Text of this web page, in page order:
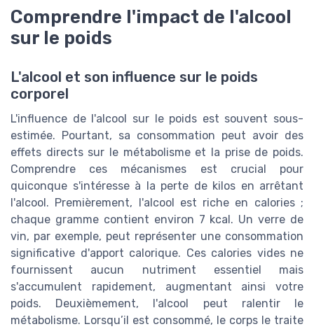
Comprendre l'impact de l'alcool
sur le poids
L'alcool et son influence sur le poids
corporel
L'influence de l'alcool sur le poids est souvent sous-
estimée. Pourtant, sa consommation peut avoir des
effets directs sur le métabolisme et la prise de poids.
Comprendre ces mécanismes est crucial pour
quiconque s'intéresse à la perte de kilos en arrêtant
l'alcool. Premièrement, l'alcool est riche en calories ;
chaque gramme contient environ 7 kcal. Un verre de
vin, par exemple, peut représenter une consommation
significative d'apport calorique. Ces calories vides ne
fournissent aucun nutriment essentiel mais
s'accumulent rapidement, augmentant ainsi votre
poids. Deuxièmement, l'alcool peut ralentir le
métabolisme. Lorsqu’il est consommé, le corps le traite